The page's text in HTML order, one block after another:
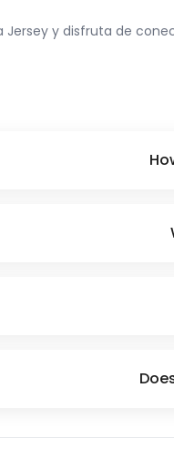
Jersey y disfruta de